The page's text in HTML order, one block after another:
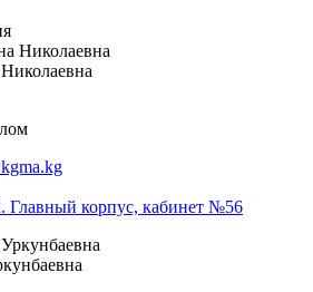
Главный корпус, кабинет №56